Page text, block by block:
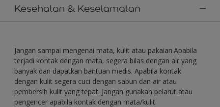
Kesehatan & Keselamatan
Jangan sampai mengenai mata, kulit atau pakaian.Apabila
terjadi kontak dengan mata, segera bilas dengan air yang
banyak dan dapatkan bantuan medis. Apabila kontak
dengan kulit segera cuci dengan sabun dan air atau
pembersih kulit yang tepat. Jangan gunakan pelarut atau
pengencer apabila kontak dengan mata/kulit.